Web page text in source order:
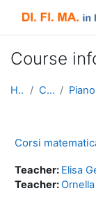
Course
Home Courses
Corsi
Teacher: Elisa
Teacher: